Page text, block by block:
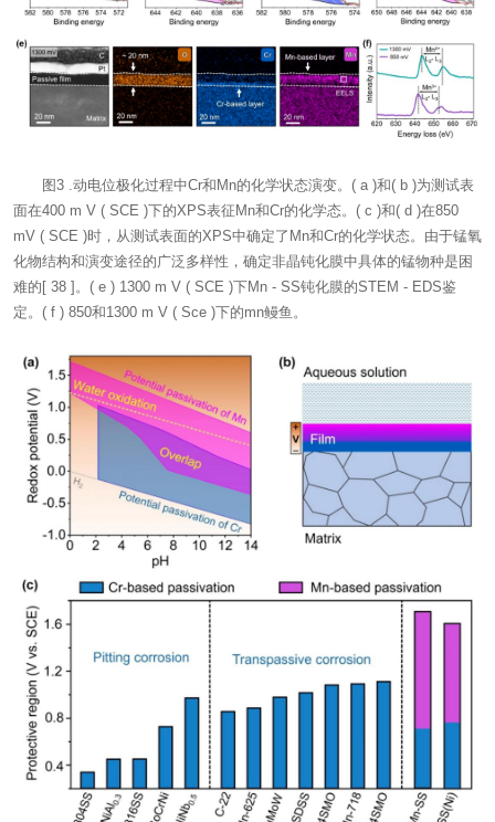
图3 .动电位极化过程中Cr和Mn的化学状态演变。( a )和( b )为测试表
面在400 m V ( SCE )下的XPS表征Mn和Cr的化学态。( c )和( d )在850
mV ( SCE )时，从测试表面的XPS中确定了Mn和Cr的化学状态。由于锰氧
化物结构和演变途径的广泛多样性，确定非晶钝化膜中具体的锰物种是困
难的[ 38 ]。( e ) 1300 m V ( SCE )下Mn - SS钝化膜的STEM - EDS鉴
定。( f ) 850和1300 m V ( Sce )下的mn鳗鱼。